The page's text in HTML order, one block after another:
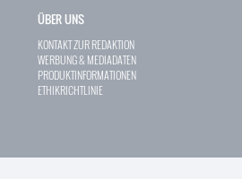
ÜBER UNS
KONTAKT ZUR REDAKTION
WERBUNG & MEDIADATEN
PRODUKTINFORMATIONEN
ETHIKRICHTLINIE